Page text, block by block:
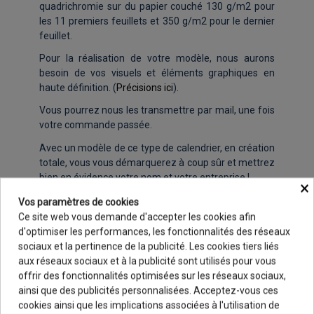
quadrichromie sur du papier couché 130 g/m2 pour
les 11 premiers feuillets et 350 g/m2 pour le dernier
feuillet.
Pour la réalisation de votre modèle, nous aurons
besoin de vos visuels et éléments graphiques en
haute définition. (Précisions ici).
Vous pourrez nous les transmettre par mail, une fois
votre commande passée.
Avec un modèle de ce type de calendrier, en création
totale, vous vous démarquerez à coup sûr et mettrez
bien en évidence votre nom et votre entreprise !
INFOS PRODUIT
Page de garde : Sans
Format : 24 x 33 cm
Grille calendaire : Selon vos éléments
Infos : Selon vos éléments
×
Vos paramètres de cookies
Ce site web vous demande d'accepter les cookies afin
d'optimiser les performances, les fonctionnalités des réseaux
sociaux et la pertinence de la publicité. Les cookies tiers liés
aux réseaux sociaux et à la publicité sont utilisés pour vous
offrir des fonctionnalités optimisées sur les réseaux sociaux,
ainsi que des publicités personnalisées. Acceptez-vous ces
cookies ainsi que les implications associées à l'utilisation de